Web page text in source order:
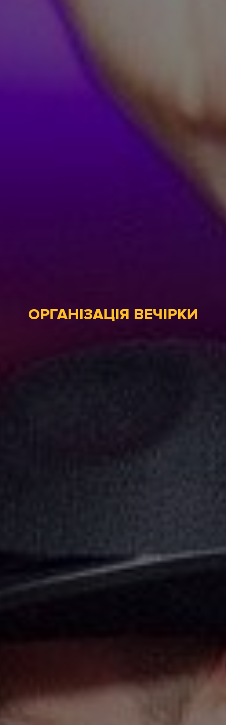
ОРГАНІЗАЦІЯ ВЕЧІРКИ